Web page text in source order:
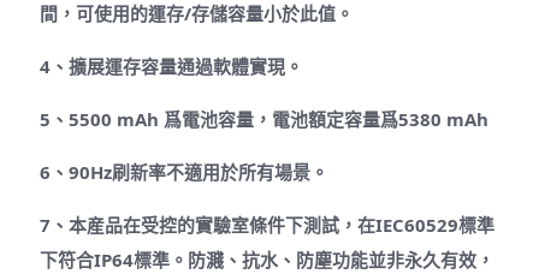
間，可使用的運存/存儲容量小於此值。
4、擴展運存容量通過軟體實現。
5、5500 mAh 爲電池容量，電池額定容量爲5380 mAh
6、90Hz刷新率不適用於所有場景。
7、本産品在受控的實驗室條件下測試，在IEC60529標準
下符合IP64標準。防濺、抗水、防塵功能並非永久有效，